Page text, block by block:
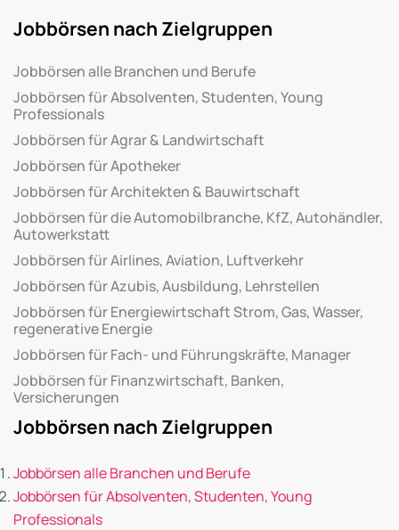
Jobbörsen nach Zielgruppen
Jobbörsen alle Branchen und Berufe
Jobbörsen für Absolventen, Studenten, Young
Professionals
Jobbörsen für Agrar & Landwirtschaft
Jobbörsen für Apotheker
Jobbörsen für Architekten & Bauwirtschaft
Jobbörsen für die Automobilbranche, KfZ, Autohändler,
Autowerkstatt
Jobbörsen für Airlines, Aviation, Luftverkehr
Jobbörsen für Azubis, Ausbildung, Lehrstellen
Jobbörsen für Energiewirtschaft Strom, Gas, Wasser,
regenerative Energie
Jobbörsen für Fach- und Führungskräfte, Manager
Jobbörsen für Finanzwirtschaft, Banken,
Versicherungen
Jobbörsen nach Zielgruppen
Jobbörsen alle Branchen und Berufe
Jobbörsen für Absolventen, Studenten, Young
Professionals